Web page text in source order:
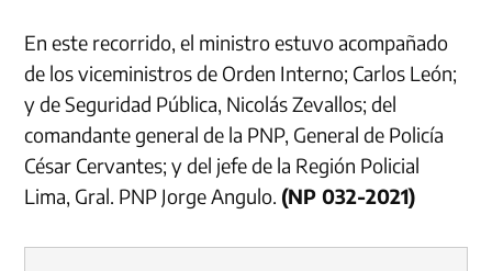
En este recorrido, el ministro estuvo acompañado
de los viceministros de Orden Interno; Carlos León;
y de Seguridad Pública, Nicolás Zevallos; del
comandante general de la PNP, General de Policía
César Cervantes; y del jefe de la Región Policial
Lima, Gral. PNP Jorge Angulo. (NP 032-2021)